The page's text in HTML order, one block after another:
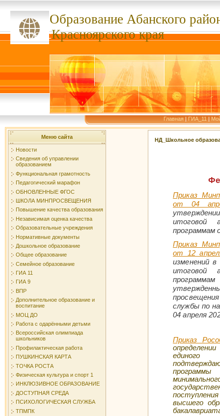
Образование Абанского
сссссссКрасноярского края
Главная| ГИА_11 |
Меню сайта
Новости
Сведения об управлении
образованием
Функциональная грамотность
Педагогический марафон
ОБНОВЛЕННЫЕ ФГОС
ШКОЛА МИНПРОСВЕЩЕНИЯ
Повышение качества образования
Независимая оценка качества
Образовательные учреждения
Нормативные документы
Дошкольное образование
Общее образование
Семейное образование
ГИА 11
ГИА 9
ВПР
Дополнительное образование и
воспитание
МОЦ ДО
Работа с одарёнными детьми
Всероссийская олимпиада
школьников
Профилактическая работа
ПУШКИНСКАЯ КАРТА
ТОЧКА РОСТА
Физическая культура и спорт 1
ИНКЛЮЗИВНОЕ ОБРАЗОВАНИЕ
ДОСТУПНАЯ СРЕДА
ПСИХОЛОГИЧЕСКАЯ СЛУЖБА
ТПМПК
НД_Школьное
Приказ
от 04
итоговой
программам
Приказ
от 12
изменений в
итоговой
службы по
04 апреля
Приказ
единого
программы
высшего